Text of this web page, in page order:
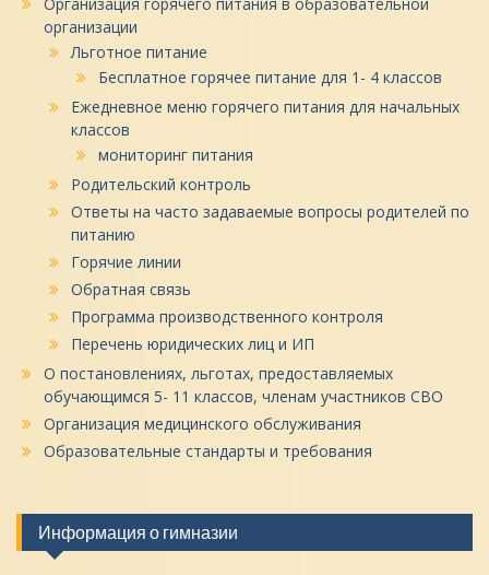
организации
Льготное питание
Бесплатное горячее питание для 1- 4 классов
Ежедневное меню горячего питания для начальных
классов
мониторинг питания
Родительский контроль
Ответы на часто задаваемые вопросы родителей по
питанию
Горячие линии
Обратная связь
Программа производственного контроля
Перечень юридических лиц и ИП
О постановлениях, льготах, предоставляемых
обучающимся 5- 11 классов, членам участников СВО
Организация медицинского обслуживания
Образовательные стандарты и требования
Информация о гимназии